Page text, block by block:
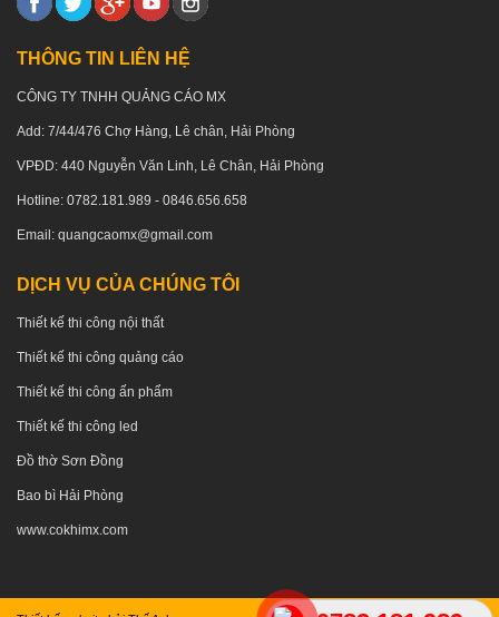
THÔNG TIN LIÊN HỆ
CÔNG TY TNHH QUẢNG CÁO MX
Add: 7/44/476 Chợ Hàng, Lê chân, Hải Phòng
VPĐD: 440 Nguyễn Văn Linh, Lê Chân, Hải Phòng
Hotline: 0782.181.989 - 0846.656.658
Email: quangcaomx@gmail.com
DỊCH VỤ CỦA CHÚNG TÔI
Thiết kế thi công nội thất
Thiết kế thi công quảng cáo
Thiết kế thi công ấn phẩm
Thiết kế thi công led
Đồ thờ Sơn Đồng
Bao bì Hải Phòng
www.cokhimx.com